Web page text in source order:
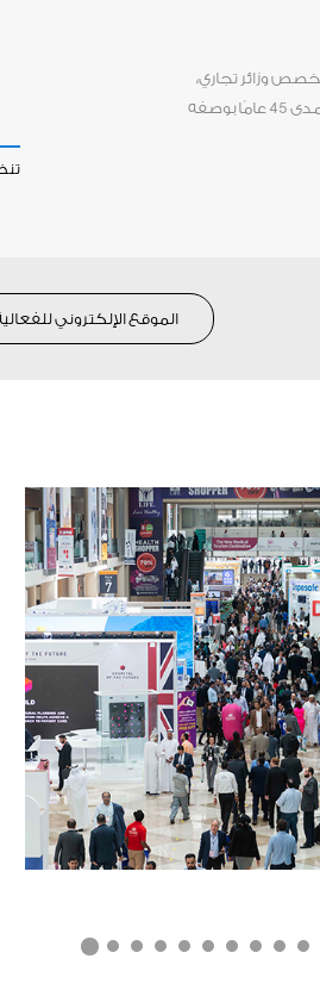
الصحة العربي على مدار أربعة أيام حوالي 106,500 متخصص وزائر تجاري،
ويشارك فيه عارضون من 64 دولة، ما يعدّ شهادة على مكانته الممتدة على مدى 45 عامًا بوصفه
الموقع الإلكتروني